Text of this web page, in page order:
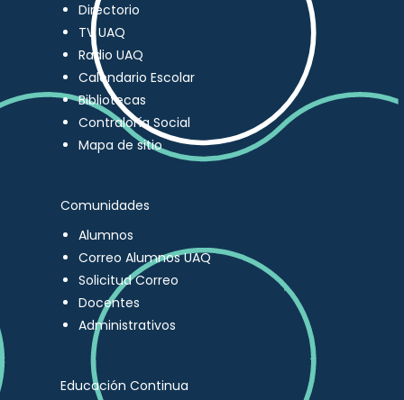
Directorio
TV UAQ
Radio UAQ
Calendario Escolar
Bibliotecas
Contraloría Social
Mapa de sitio
Comunidades
Alumnos
Correo Alumnos UAQ
Solicitud Correo
Docentes
Administrativos
Educación Continua